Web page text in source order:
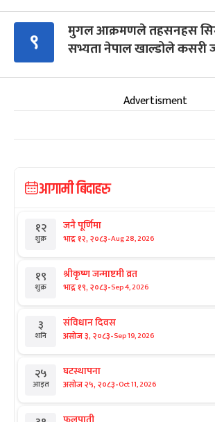
९
मुगल आक्रमणले तहसनहस
सभ्यता नेपाल खाल्डोले कसरी
Advertisment
आगामी बिदाहरु
१२
शुक्र
जनै पूर्णिमा
भाद्र १२, २०८३-Aug 28, 2026
१९
शुक्र
श्रीकृष्ण जन्माष्टमी व्रत
भाद्र १९, २०८३-Sep 4, 2026
३
शनि
संविधान दिवस
असोज ३, २०८३-Sep 19, 2026
२५
आइत
घटस्थापना
असोज २५, २०८३-Oct 11, 2026